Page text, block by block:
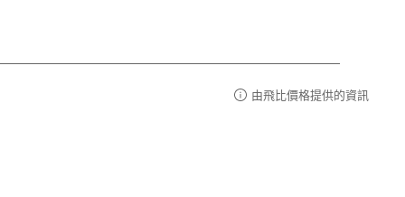
由飛比價格提供的資訊